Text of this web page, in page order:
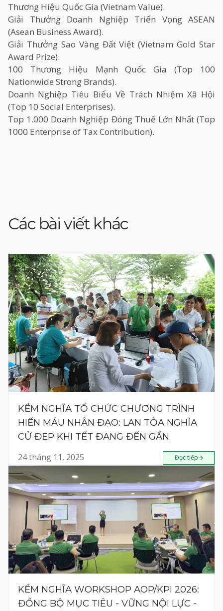
Thương Hiệu Quốc Gia (Vietnam Value).
Giải Thưởng Doanh Nghiệp Triển Vọng ASEAN
(Asean Business Award).
Giải Thưởng Sao Vàng Đất Việt (Vietnam Gold Star
Award Prize).
100 Thương Hiệu Mạnh Quốc Gia (Top 100
Nationwide Strong Brands).
Doanh Nghiệp Tiêu Biểu Về Trách Nhiệm Xã Hội
(Top 10 Social Enterprises).
Top 1.000 Doanh Nghiệp Đóng Thuế Lớn Nhất (Top
1000 Enterprise of Tax Contribution).
Các bài viết khác
KỀM NGHĨA TỔ CHỨC CHƯƠNG TRÌNH
HIẾN MÁU NHÂN ĐẠO: LAN TỎA NGHĨA
CỬ ĐẸP KHI TẾT ĐANG ĐẾN GẦN
24 tháng 11, 2025 Đọc tiếp
KỀM NGHĨA WORKSHOP AOP/KPI 2026:
ĐỒNG BỘ MỤC TIÊU - VỮNG NỘI LỰC -